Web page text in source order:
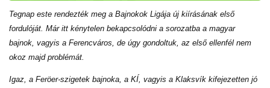
Tegnap este rendezték meg a Bajnokok Ligája új kiírásának első
fordulóját. Már itt kénytelen bekapcsolódni a sorozatba a magyar
bajnok, vagyis a Ferencváros, de úgy gondoltuk, az első ellenfél nem
okoz majd problémát.
Igaz, a Feröer-szigetek bajnoka, a KÍ, vagyis a Klaksvík kifejezetten jó